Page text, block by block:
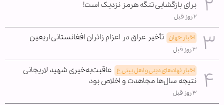
برای بازگشایی تنگه هرمز نزدیک است!
۲ روز قبل
اخبار جهان تأخیر عراق در اعزام زائران افغانستانی اربعین
۳ روز قبل
اخبار نهادهای دینی و اهل بیتی ع عاقبت‌به‌خیری شهید لاریجانی
نتیجه سال‌ها مجاهدت و اخلاص بود
۳ روز قبل